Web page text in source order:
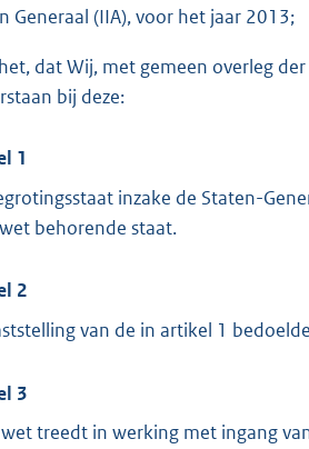
Generaal (IIA), voor het jaar 2013;
dat Wij, met gemeen overleg
bij deze:
1
inzake de Staten-
behorende staat.
2
van de in artikel 1
3
wet treedt in werking met ingang